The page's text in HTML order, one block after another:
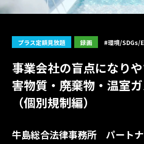
プラス定額見放題 録画 #環境/SDGs/
事業会社の盲点になり
害物質・廃棄物・温室
（個別規制編）
牛島総合法律事務所 パート